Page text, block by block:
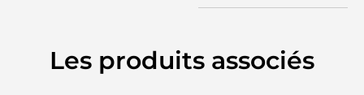
Les produits associés